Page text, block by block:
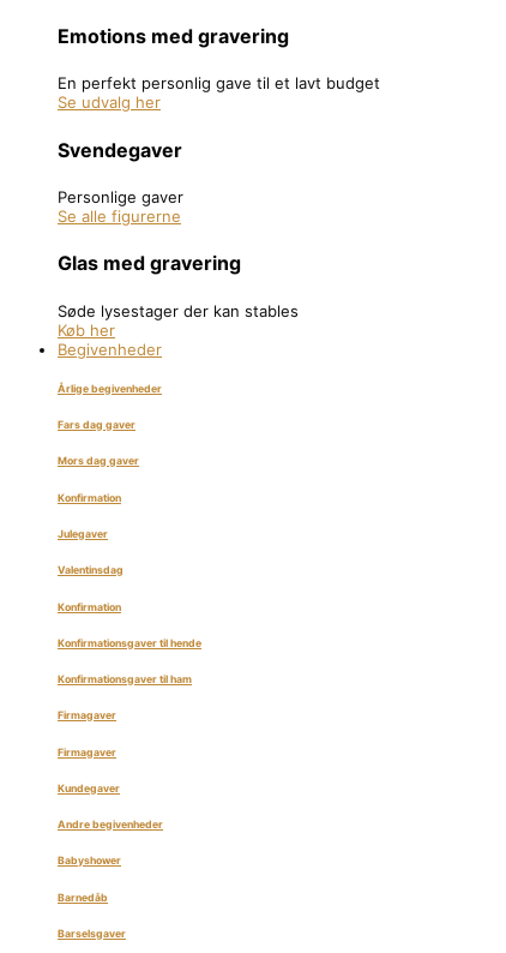
Emotions med gravering
En perfekt personlig gave til et lavt budget
Se udvalg her
Svendegaver
Personlige gaver
Se alle figurerne
Glas med gravering
Søde lysestager der kan stables
Køb her
Begivenheder
Årlige begivenheder
Fars dag gaver
Mors dag gaver
Konfirmation
Julegaver
Valentinsdag
Konfirmation
Konfirmationsgaver til hende
Konfirmationsgaver til ham
Firmagaver
Firmagaver
Kundegaver
Andre begivenheder
Babyshower
Barnedåb
Barselsgaver